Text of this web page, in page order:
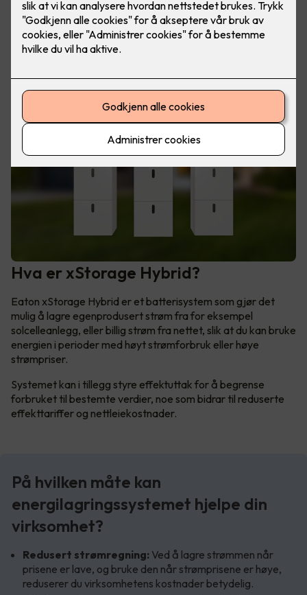
Med et godt og avansert energilagringssystem kan du
optimalisere byggets energibruk, sikre driftssikkerhet og få
store økonomiske fordeler.
Hva er xStorage Hybrid?
Eaton xStorage Hybrid er et batterisystem som gjør det
mulig å lagre egenprodusert strøm fra for eksempel
solcelleanlegg, eller billig strøm fra nettet, slik at du kan bruke
energien i perioder med høyt strømforbruk eller høye
strømpriser.
Systemet kan i tillegg styre effektuttak for å begrense
forbruket til bestemte verdier, noe som bidrar til reduserte
effekttariffer og nettleiekostnader.
På hvilken måte kan
energilagringssystemet hjelpe din
virksomhet?
Redusert strømregning: Ved å lagre strømmen når
prisene er lave, og bruke den når strømprisene er høye,
reduserer du virksomhetens kostnader betydelig.